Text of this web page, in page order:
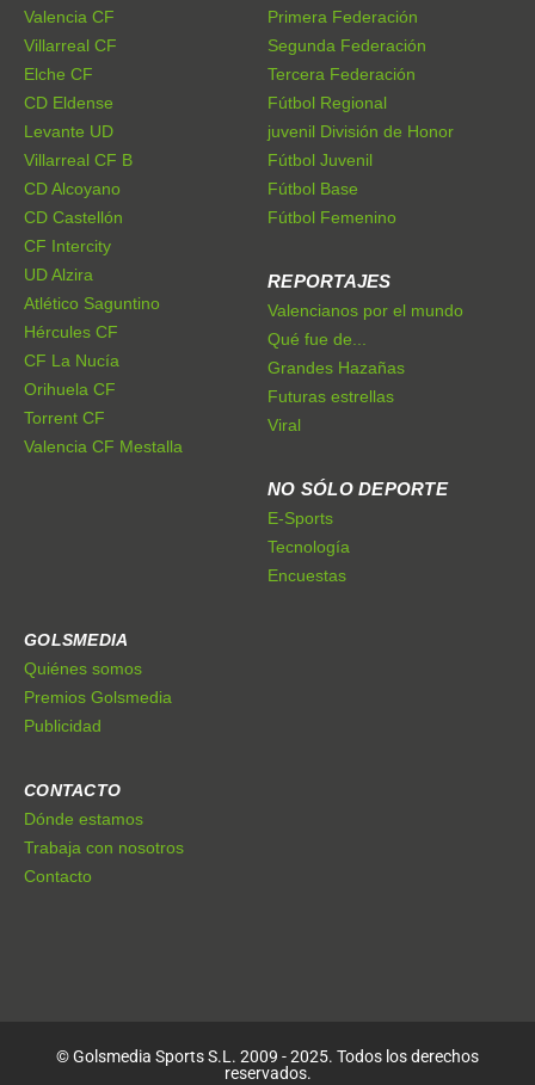
Valencia CF
Villarreal CF
Elche CF
CD Eldense
Levante UD
Villarreal CF B
CD Alcoyano
CD Castellón
CF Intercity
UD Alzira
Atlético Saguntino
Hércules CF
CF La Nucía
Orihuela CF
Torrent CF
Valencia CF Mestalla
Primera Federación
Segunda Federación
Tercera Federación
Fútbol Regional
juvenil División de Honor
Fútbol Juvenil
Fútbol Base
Fútbol Femenino
REPORTAJES
Valencianos por el mundo
Qué fue de...
Grandes Hazañas
Futuras estrellas
Viral
NO SÓLO DEPORTE
E-Sports
Tecnología
Encuestas
GOLSMEDIA
Quiénes somos
Premios Golsmedia
Publicidad
CONTACTO
Dónde estamos
Trabaja con nosotros
Contacto
© Golsmedia Sports S.L. 2009 - 2025. Todos los derechos
reservados.